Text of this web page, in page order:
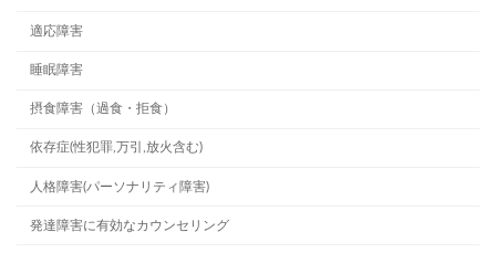
適応障害
睡眠障害
摂食障害（過食・拒食）
依存症(性犯罪,万引,放火含む)
人格障害(パーソナリティ障害)
発達障害に有効なカウンセリング